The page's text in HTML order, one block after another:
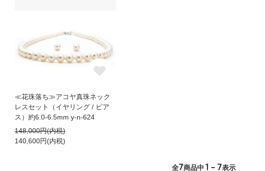
≪花珠落ち≫アコヤ真珠ネック
レスセット（イヤリング / ピア
ス）約6.0-6.5mm y-n-624
148,000円(内税)
140,600円(内税)
全7商品中 1 - 7表示